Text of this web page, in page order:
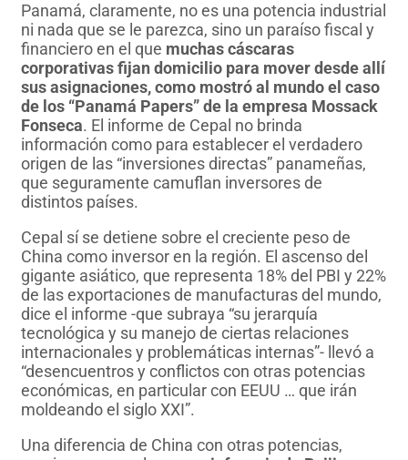
Panamá, claramente, no es una potencia industrial
ni nada que se le parezca, sino un paraíso fiscal y
financiero en el que muchas cáscaras
corporativas fijan domicilio para mover desde allí
sus asignaciones, como mostró al mundo el caso
de los “Panamá Papers” de la empresa Mossack
Fonseca. El informe de Cepal no brinda
información como para establecer el verdadero
origen de las “inversiones directas” panameñas,
que seguramente camuflan inversores de
distintos países.
Cepal sí se detiene sobre el creciente peso de
China como inversor en la región. El ascenso del
gigante asiático, que representa 18% del PBI y 22%
de las exportaciones de manufacturas del mundo,
dice el informe -que subraya “su jerarquía
tecnológica y su manejo de ciertas relaciones
internacionales y problemáticas internas”- llevó a
“desencuentros y conflictos con otras potencias
económicas, en particular con EEUU … que irán
moldeando el siglo XXI”.
Una diferencia de China con otras potencias,